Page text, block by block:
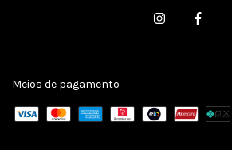
Meios de pagamento